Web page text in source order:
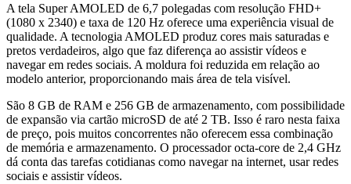
A tela Super AMOLED de 6,7 polegadas com resolução FHD+
(1080 x 2340) e taxa de 120 Hz oferece uma experiência visual de
qualidade. A tecnologia AMOLED produz cores mais saturadas e
pretos verdadeiros, algo que faz diferença ao assistir vídeos e
navegar em redes sociais. A moldura foi reduzida em relação ao
modelo anterior, proporcionando mais área de tela visível.
São 8 GB de RAM e 256 GB de armazenamento, com possibilidade
de expansão via cartão microSD de até 2 TB. Isso é raro nesta faixa
de preço, pois muitos concorrentes não oferecem essa combinação
de memória e armazenamento. O processador octa-core de 2,4 GHz
dá conta das tarefas cotidianas como navegar na internet, usar redes
sociais e assistir vídeos.